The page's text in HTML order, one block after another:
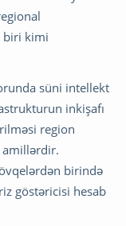
biri kimi
süni intellekt
inkişafı
region
amillərdir.
birində
göstəricisi hesab